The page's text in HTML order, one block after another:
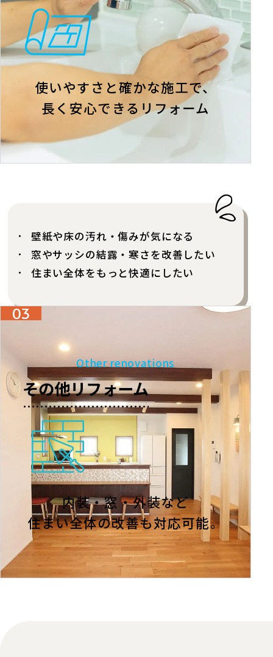
使いやすさと確かな施工で、
長く安心できるリフォーム
壁紙や床の汚れ・傷みが気になる
窓やサッシの結露・寒さを改善したい
住まい全体をもっと快適にしたい
03
Other renovations
その他リフォーム
内装・窓・外装など
住まい全体の改善も対応可能。